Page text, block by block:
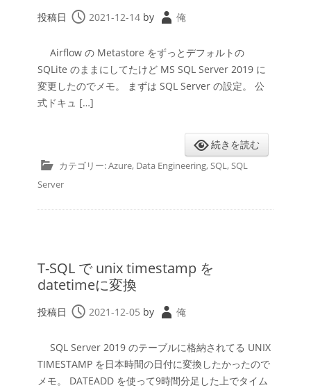
投稿日 2021-12-14 by 俺
Airflow の Metastore をずっとデフォルトの
SQLite のままにしてたけど MS SQL Server 2019 に
変更したのでメモ。 まずは SQL Server の設定。 公
式ドキュ […]
続きを読む
カテゴリー:Azure, Data Engineering,SQL,SQL
Server
T-SQL で unix timestamp を
datetimeに変換
投稿日 2021-12-05 by 俺
SQL Server 2019 のテーブルに格納されてる UNIX
TIMESTAMP を日本時間の日付に変換したかったので
メモ。 DATEADD を使って9時間分足した上でタイム